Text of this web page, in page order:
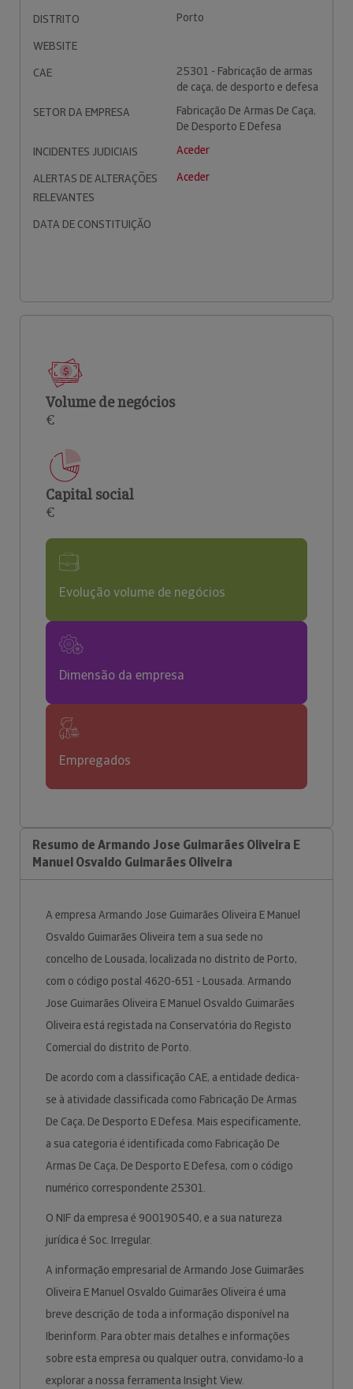
DISTRITO
Porto
WEBSITE
CAE
25301 - Fabricação de armas
de caça, de desporto e defesa
SETOR DA EMPRESA
Fabricação De Armas De Caça,
De Desporto E Defesa
INCIDENTES JUDICIAIS
Aceder
ALERTAS DE ALTERAÇÕES
RELEVANTES
Aceder
DATA DE CONSTITUIÇÃO
Volume de negócios
€
Capital social
€
Evolução volume de negócios
Dimensão da empresa
Empregados
Resumo de Armando Jose Guimarães Oliveira E
Manuel Osvaldo Guimarães Oliveira
A empresa Armando Jose Guimarães Oliveira E Manuel
Osvaldo Guimarães Oliveira tem a sua sede no
concelho de Lousada, localizada no distrito de Porto,
com o código postal 4620-651 - Lousada. Armando
Jose Guimarães Oliveira E Manuel Osvaldo Guimarães
Oliveira está registada na Conservatória do Registo
Comercial do distrito de Porto.
De acordo com a classificação CAE, a entidade dedica-
se à atividade classificada como Fabricação De Armas
De Caça, De Desporto E Defesa. Mais especificamente,
a sua categoria é identificada como Fabricação De
Armas De Caça, De Desporto E Defesa, com o código
numérico correspondente 25301.
O NIF da empresa é 900190540, e a sua natureza
jurídica é Soc. Irregular.
A informação empresarial de Armando Jose Guimarães
Oliveira E Manuel Osvaldo Guimarães Oliveira é uma
breve descrição de toda a informação disponível na
Iberinform. Para obter mais detalhes e informações
sobre esta empresa ou qualquer outra, convidamo-lo a
explorar a nossa ferramenta Insight View.